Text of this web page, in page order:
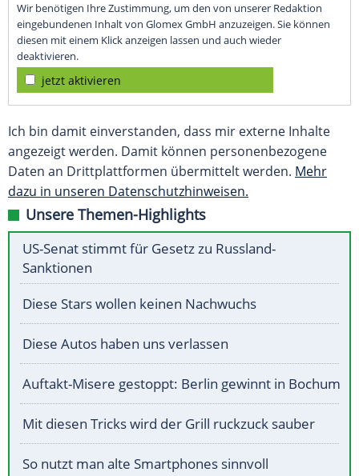
Wir benötigen Ihre Zustimmung, um den von unserer Redaktion
eingebundenen Inhalt von Glomex GmbH anzuzeigen. Sie können
diesen mit einem Klick anzeigen lassen und auch wieder
deaktivieren.
jetzt aktivieren
Ich bin damit einverstanden, dass mir externe Inhalte
angezeigt werden. Damit können personenbezogene
Daten an Drittplattformen übermittelt werden. Mehr
dazu in unseren Datenschutzhinweisen.
Unsere Themen-Highlights
US-Senat stimmt für Gesetz zu Russland-
Sanktionen
Diese Stars wollen keinen Nachwuchs
Diese Autos haben uns verlassen
Auftakt-Misere gestoppt: Berlin gewinnt in Bochum
Mit diesen Tricks wird der Grill ruckzuck sauber
So nutzt man alte Smartphones sinnvoll